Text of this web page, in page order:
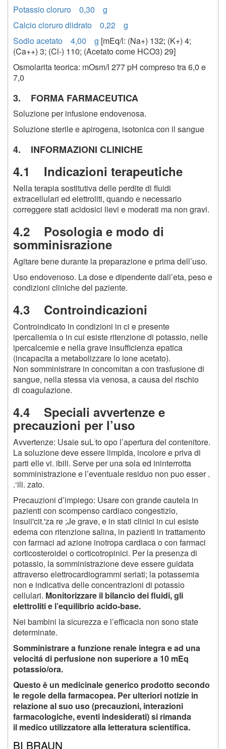
Potassio cloruro 0,30 g
Calcio cloruro diidrato 0,22 g
Sodio acetato 4,00 g [mEq/l: (Na+) 132; (K+) 4;
(Ca++) 3; (Cl-) 110; (Acetato come HCO3) 29]
Osmolarita teorica: mOsm/l 277 pH compreso tra 6,0 e
7,0
3. FORMA FARMACEUTICA
Soluzione per infusione endovenosa.
Soluzione sterile e apirogena, isotonica con il sangue
4. INFORMAZIONI CLINICHE
4.1 Indicazioni terapeutiche
Nella terapia sostitutiva delle perdite di fluidi
extracellulari ed elettroliti, quando e necessario
correggere stati acidosici lievi e moderati ma non gravi.
4.2 Posologia e modo di
somminisrazione
Agitare bene durante la preparazione e prima dell’uso.
Uso endovenoso. La dose e dipendente dall’eta, peso e
condizioni cliniche del paziente.
4.3 Controindicazioni
Controindicato in condizioni in ci e presente
ipercaliemia o in cui esiste ritenzione di potassio, nelle
ipercalcemie e nella grave insufficienza epatica
(incapacita a metabolizzare lo ione acetato).
Non somministrare in concomitan a con trasfusione di
sangue, nella stessa via venosa, a causa del rischio
di coagulazione.
4.4 Speciali avvertenze e
precauzioni per l’uso
Avvertenze: Usaie suL:to opo l’apertura del contenitore.
La soluzione deve essere limpida, incolore e priva di
parti elle vi. ibili. Serve per una sola ed ininterrotta
somministrazione e l’eventuale residuo non puo esser .
.‘ili. zato.
Precauzioni d’impiego: Usare con grande cautela in
pazienti con scompenso cardiaco congestizio,
insuii'cit.'za re ;Je grave, e in stati clinici in cui esiste
edema con ritenzione salina, in pazienti in trattamento
con farmaci ad azione inotropa cardiaca o con farmaci
corticosteroidei o corticotropinici. Per la presenza di
potassio, la somministrazione deve essere guidata
attraverso elettrocardiogrammi seriati; la potassemia
non e indicativa delle concentrazioni di potassio
cellulari. Monitorizzare il bilancio dei fluidi, gli
elettroliti e l’equilibrio acido-base.
Nei bambini la sicurezza e l’efficacia non sono state
determinate.
Somministrare a funzione renale integra e ad una
velocitá di perfusione non superiore a 10 mEq
potassio/ora.
Questo ě un medicinale generico prodotto secondo
le regole della farmacopea. Per ulteriori notizie in
relazione al suo uso (precauzioni, interazioni
farmacologiche, eventi indesiderati) si rimanda
il medico utilizzatore alla letteratura scientifica.
BI BRAUN